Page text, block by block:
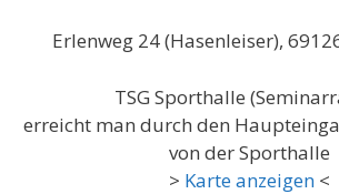
Erlenweg 24 (Hasenleiser),
TSG Sporthalle
erreicht man durch den
von der Sporthalle
> Karte anzeigen<